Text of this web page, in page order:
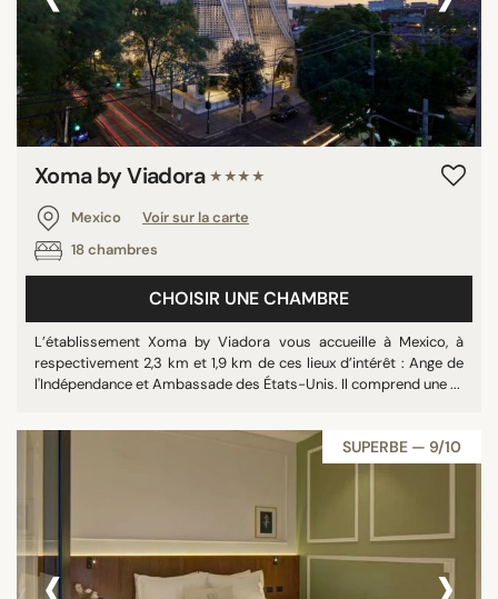
Xoma by Viadora ★★★★
Mexico
Voir sur la carte
18 chambres
CHOISIR UNE CHAMBRE
L’établissement Xoma by Viadora vous accueille à Mexico, à
respectivement 2,3 km et 1,9 km de ces lieux d’intérêt : Ange de
l'Indépendance et Ambassade des États-Unis. Il comprend une ...
SUPERBE — 9/10